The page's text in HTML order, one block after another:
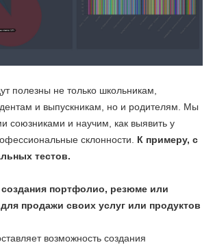
полезны не только школьникам,
и выпускникам, но и родителям. Мы
союзниками и научим, как выявить у
склонности. К примеру, с
тестов.
создания портфолио, резюме или
продажи своих услуг или продуктов
возможность создания